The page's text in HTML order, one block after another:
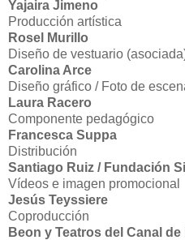
Yajaira Jimeno
Producción artística
Rosel Murillo
Diseño de vestuario
Carolina Arce
Diseño gráfico / Foto de
Laura Racero
Componente pedagógico
Francesca Suppa
Distribución
Santiago Ruiz / Fundación
Vídeos e imagen promocional
Jesús Teyssiere
Coproducción
Beon y Teatros del Canal